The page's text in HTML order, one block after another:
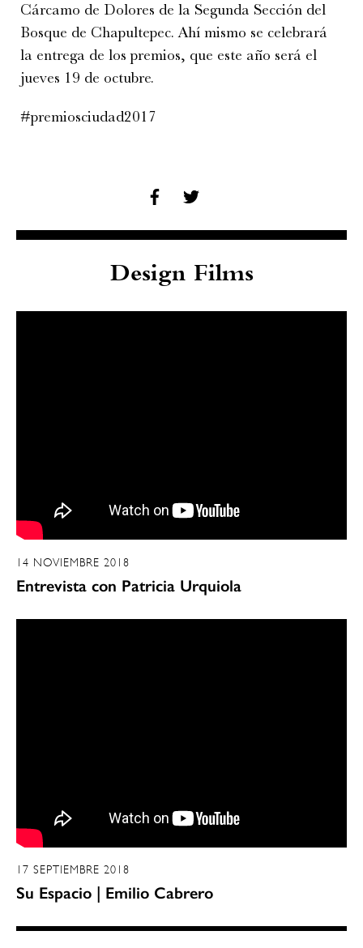
Cárcamo de Dolores de la Segunda Sección del
Bosque de Chapultepec. Ahí mismo se celebrará
la entrega de los premios, que este año será el
jueves 19 de octubre.
#premiosciudad2017
Design Films
14 NOVIEMBRE 2018
Entrevista con Patricia Urquiola
17 SEPTIEMBRE 2018
Su Espacio | Emilio Cabrero